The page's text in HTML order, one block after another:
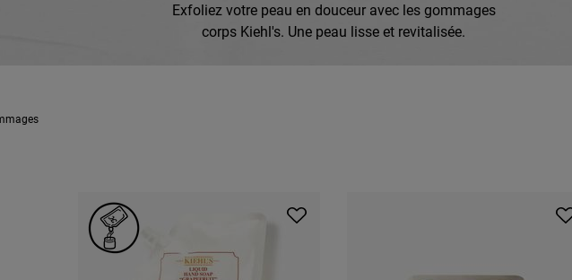
Exfoliez votre peau en douceur avec les gommages
corps Kiehl's. Une peau lisse et revitalisée.